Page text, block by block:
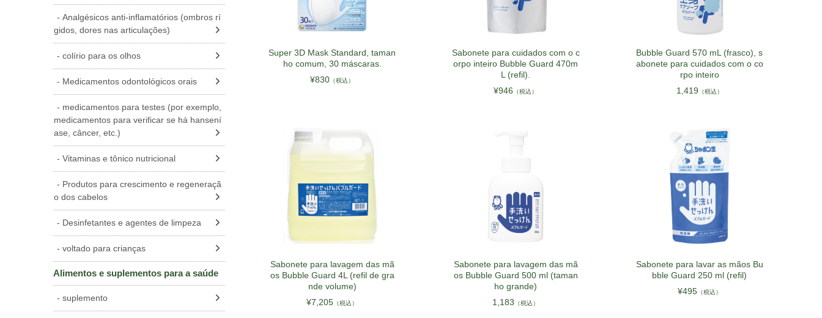
Super 3D Mask Standard, taman
ho comum, 30 máscaras.
¥830 （税込）
Sabonete para cuidados com o c
orpo inteiro Bubble Guard 470m
L (refil).
¥946
（税込）
Bubble Guard 570 mL (frasco), s
abonete para cuidados com o co
rpo inteiro
1,419 （税込）
Sabonete para lavagem das mã
os Bubble Guard 4L (refil de gra
nde volume)
¥7,205 （税込）
Sabonete para lavagem das mã
os Bubble Guard 500 ml (taman
ho grande)
1,183
（税込）
Sabonete para lavar as mãos Bu
bble Guard 250 ml (refil)
¥495（税込）
Analgésicos anti-inflamatórios (ombros rí
gidos, dores nas articulações)
colírio para os olhos
Medicamentos odontológicos orais
medicamentos para testes (por exemplo,
medicamentos para verificar se há hansení
ase, câncer, etc.)
Vitaminas e tônico nutricional
Produtos para crescimento e regeneraçã
o dos cabelos
Desinfetantes e agentes de limpeza
voltado para crianças
Alimentos e suplementos para a saúde
suplemento